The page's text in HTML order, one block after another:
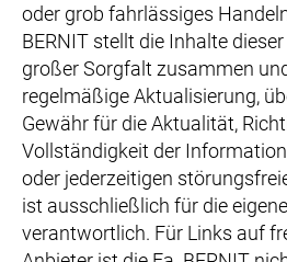
oder grob fahrlässiges
BERNIT stellt die Inhalte
großer Sorgfalt zusammen
regelmäßige Aktualisierung,
Gewähr für die Aktualität,
Vollständigkeit der
oder jederzeitigen
ist ausschließlich für die
verantwortlich. Für Links auf